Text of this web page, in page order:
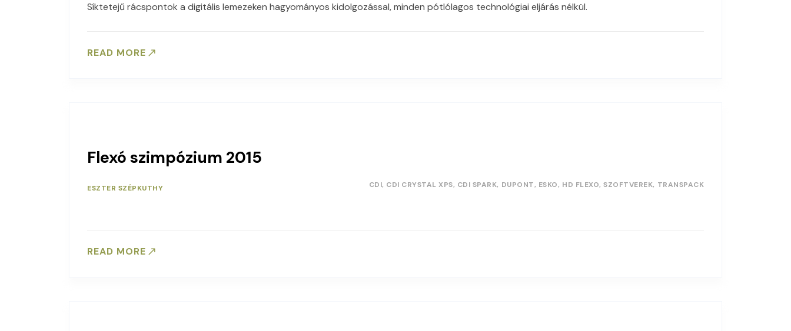
Síktetejű rácspontok a digitális lemezeken hagyományos kidolgozással, minden pótlólagos technológiai eljárás nélkül.
READ MORE
Flexó szimpózium 2015
ESZTER SZÉPKUTHY CDI CDI CRYSTAL XPS CDI SPARK DUPONT ESKO HD FLEXO SZOFTVEREK TRANSPACK
READ MORE